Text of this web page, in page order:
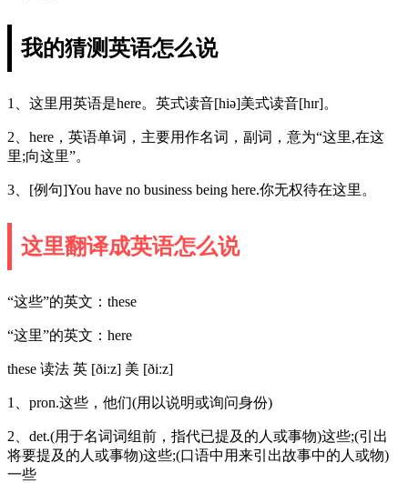
我的猜测英语怎么说
1、这里用英语是here。英式读音[hiə]美式读音[hɪr]。
2、here，英语单词，主要用作名词，副词，意为“这里,在这
里;向这里”。
3、[例句]You have no business being here.你无权待在这里。
这里翻译成英语怎么说
“这些”的英文：these
“这里”的英文：here
these 读法 英 [ðiːz] 美 [ðiːz]
1、pron.这些，他们(用以说明或询问身份)
2、det.(用于名词词组前，指代已提及的人或事物)这些;(引出
将要提及的人或事物)这些;(口语中用来引出故事中的人或物)
一些